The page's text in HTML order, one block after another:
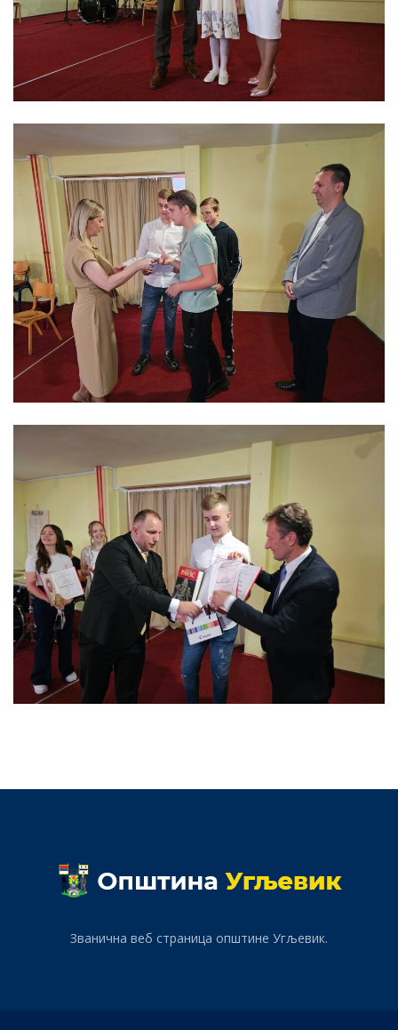
Званична веб страница општине Угљевик.